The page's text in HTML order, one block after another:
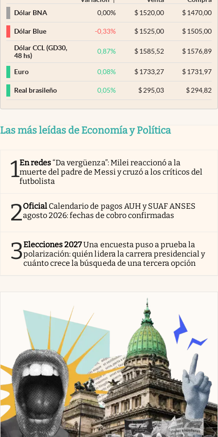
Dólar BNA
0,00% $ 1520,00 $1470,00
Dólar Blue -0,33% $ 1525,00 $1505,00
Dólar CCL (GD30,
48 hs)
0,87% $ 1585,52 $1576,89
Euro 0,08% $ 1733,27 $1731,97
Real brasileño 0,05% $ 295,03 $294,82
Las más leídas de Economía y Política
1En redes“Da vergüenza”: Milei reaccionó a la
muerte del padre de Messi y cruzó a los críticos del
futbolista
2Oficial Calendario de pagos AUH y SUAF ANSES
agosto 2026: fechas de cobro confirmadas
3Elecciones 2027Una encuesta puso a prueba la
polarización: quién lidera la carrera presidencial y
cuánto crece la búsqueda de una tercera opción